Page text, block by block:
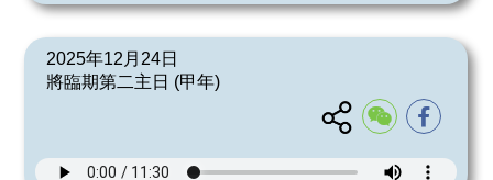
2025年12月24日
將臨期第二主日 (甲年)